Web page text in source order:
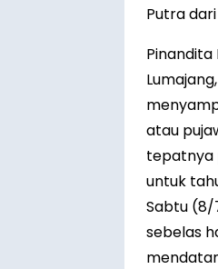
Putra
Pinandita
atau
tepatnya
untuk
Sabtu (8/
sebelas